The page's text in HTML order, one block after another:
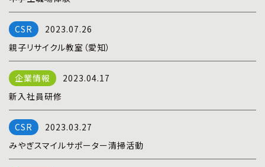
2023.07.26
親子リサイクル教室（愛知）
2023.04.17
新入社員研修
2023.03.27
みやぎスマイルサポーター清掃活動